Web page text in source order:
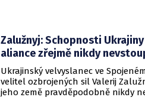
Zalužnyj: Schopnosti
aliance zřejmě nikdy
Ukrajinský velvyslanec ve
velitel ozbrojených sil Valerij
jeho země pravděpodobně nikdy